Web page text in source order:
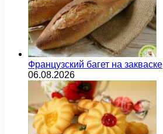
Французский багет на закваске
06.08.2026